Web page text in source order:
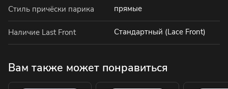
Стиль причёски парика прямые
Наличие Last Front Стандартный (Lace Front)
Вам также может понравиться